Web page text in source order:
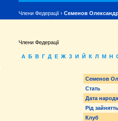
Члени Федерації › Семенов
Члени Федерації
А Б В Г Д Е Ж З И Й К Л М Н
Семенов
Стать
Дата
Рід зайнятть
Клуб